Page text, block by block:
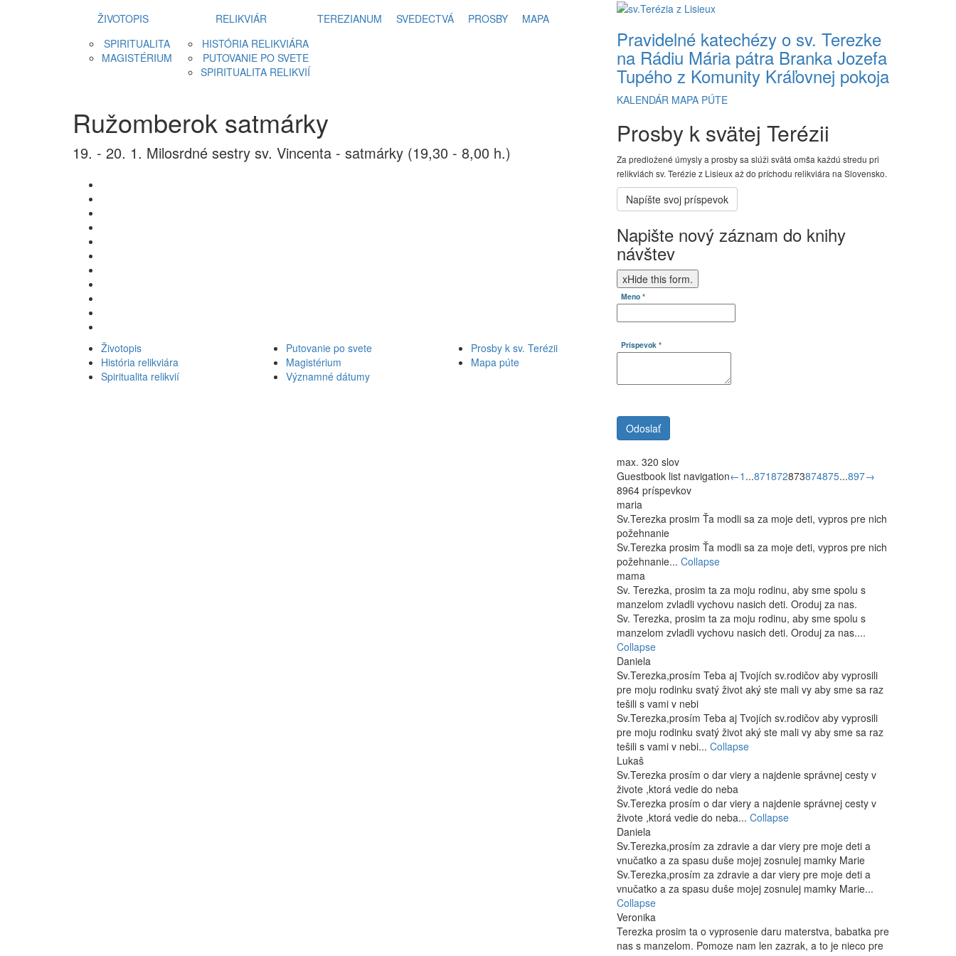
ŽIVOTOPIS
SPIRITUALITA
MAGISTÉRIUM
RELIKVIÁR
HISTÓRIA RELIKVIÁRA
PUTOVANIE PO SVETE
SPIRITUALITA RELIKVIÍ
TEREZIANUM SVEDECTVÁ PROSBY MAPA
Ružomberok satmárky
19. - 20. 1. Milosrdné sestry sv. Vincenta - satmárky (19,30 - 8,00 h.)
Životopis
História relikviára
Spiritualita relikvií
Putovanie po svete
Magistérium
Významné dátumy
Prosby k sv. Terézii
Mapa púte
Pravidelné katechézy o sv. Terezke
na Rádiu Mária pátra Branka Jozefa
Tupého z Komunity Kráľovnej pokoja
KALENDÁR MAPA PÚTE
Prosby k svätej Terézii
Za predložené úmysly a prosby sa slúži svätá omša každú stredu pri
relikviách sv. Terézie z Lisieux až do príchodu relikviára na Slovensko.
Napište nový záznam do knihy
návštev
xHide this form.
Meno*
Príspevok*
max. 320 slov
Guestbook list navigation←1 ...871872873874875...897→
8964 príspevkov
maria
Sv.Terezka prosim Ťa modli sa za moje deti, vypros pre nich
požehnanie
Sv.Terezka prosim Ťa modli sa za moje deti, vypros pre nich
požehnanie... Collapse
mama
Sv. Terezka, prosim ta za moju rodinu, aby sme spolu s
manzelom zvladli vychovu nasich deti. Oroduj za nas.
Sv. Terezka, prosim ta za moju rodinu, aby sme spolu s
manzelom zvladli vychovu nasich deti. Oroduj za nas....
Collapse
Daniela
Sv.Terezka,prosím Teba aj Tvojích sv.rodičov aby vyprosili
pre moju rodinku svatý život aký ste mali vy aby sme sa raz
tešili s vami v nebi
Sv.Terezka,prosím Teba aj Tvojích sv.rodičov aby vyprosili
pre moju rodinku svatý život aký ste mali vy aby sme sa raz
tešili s vami v nebi... Collapse
Lukaš
Sv.Terezka prosím o dar viery a najdenie správnej cesty v
živote ,ktorá vedie do neba
Sv.Terezka prosím o dar viery a najdenie správnej cesty v
živote ,ktorá vedie do neba... Collapse
Daniela
Sv.Terezka,prosím za zdravie a dar viery pre moje deti a
vnučatko a za spasu duše mojej zosnulej mamky Marie
Sv.Terezka,prosím za zdravie a dar viery pre moje deti a
vnučatko a za spasu duše mojej zosnulej mamky Marie...
Collapse
Veronika
Terezka prosim ta o vyprosenie daru materstva, babatka pre
nas s manzelom. Pomoze nam len zazrak, a to je nieco pre